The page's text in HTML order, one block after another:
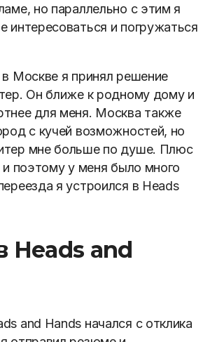
но параллельно с этим я
интересоваться и погружаться
в Москве я принял решение
Он ближе к родному дому и
для меня. Москва также
с кучей возможностей, но
мне больше по душе. Плюс
и поэтому у меня было много
я устроился в Heads
Heads and
and Hands начался с отклика